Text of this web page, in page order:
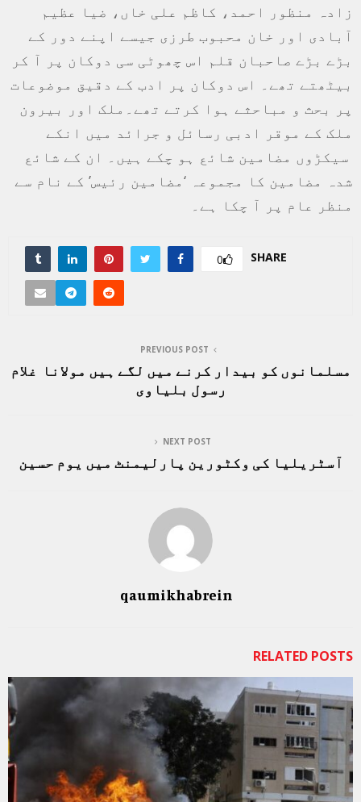
زادہ منظور احمد، کاظم علی خاں، ضیا عظیم
آبادی اور خان محبوب طرزی جیسے اپنے دور کے
بڑے بڑے صاحبان قلم اس چھوٹی سی دوکان پر آ کر
بیٹھتے تھے۔ اس دوکان پر ادب کے دقیق موضوعات
پر بحث و مباحثے ہوا کرتے تھے۔ملک اور بیرون
ملک کے موقر ادبی رسائل و جرائد میں انکے
سیکڑوں مضامین شائع ہو چکے ہیں۔ ان کے شائع
شدہ مضامین کا مجموعہ ‘مضامین رئیس’ کے نام سے
منظر عام پر آ چکا ہے۔
SHARE
0
PREVIOUS POST
مسلمانوں کو بیدار کرنے میں لگے ہیں مولانا غلام
رسول بلیاوی
NEXT POST
آسٹریلیا کی وکٹورین پارلیمنٹ میں یوم حسین
qaumikhabrein
RELATED POSTS